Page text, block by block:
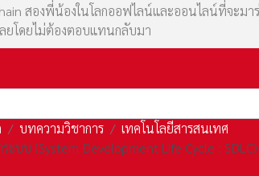
สองพี่น้องในโลกออฟไลน์และออนไลน์ที่จะมา
ยโดยไม่ต้องตอบแทนกลับมา
บทความวิชาการ
เทคโนโลยีสารสนเทศ
ะบบ (System Development Life Cycle :